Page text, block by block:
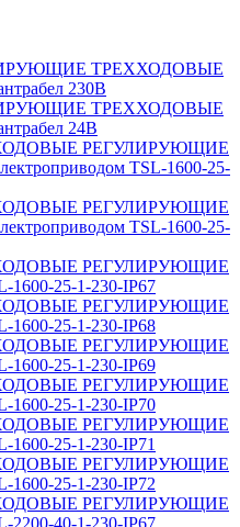
ТРЕХХОДОВЫЕ
230B
ТРЕХХОДОВЫЕ
24B
РЕГУЛИРУЮЩИЕ
TSL-1600-25-
РЕГУЛИРУЮЩИЕ
TSL-1600-25-
РЕГУЛИРУЮЩИЕ
1600-25-1-230-IP67
РЕГУЛИРУЮЩИЕ
1600-25-1-230-IP68
РЕГУЛИРУЮЩИЕ
1600-25-1-230-IP69
РЕГУЛИРУЮЩИЕ
1600-25-1-230-IP70
РЕГУЛИРУЮЩИЕ
1600-25-1-230-IP71
РЕГУЛИРУЮЩИЕ
1600-25-1-230-IP72
РЕГУЛИРУЮЩИЕ
2200-40-1-230-IP67